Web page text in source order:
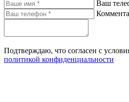
Ваш
Подтверждаю, что согласен с
политикой конфиденциальности